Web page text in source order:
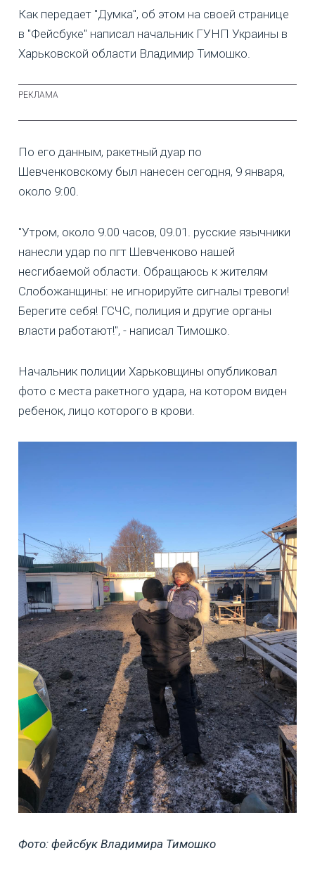
Как передает "Думка", об этом на своей странице
в "Фейсбуке" написал начальник ГУНП Украины в
Харьковской области Владимир Тимошко.
По его данным, ракетный дуар по
Шевченковскому был нанесен сегодня, 9 января,
около 9:00.
"Утром, около 9.00 часов, 09.01. русские язычники
нанесли удар по пгт Шевченково нашей
несгибаемой области. Обращаюсь к жителям
Слобожанщины: не игнорируйте сигналы тревоги!
Берегите себя! ГСЧС, полиция и другие органы
власти работают!", - написал Тимошко.
Начальник полиции Харьковщины опубликовал
фото с места ракетного удара, на котором виден
ребенок, лицо которого в крови.
Фото: фейсбук Владимира Тимошко